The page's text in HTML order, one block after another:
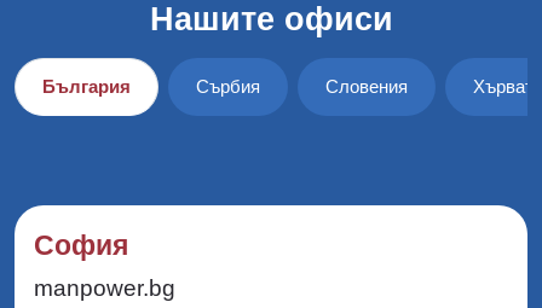
Нашите офиси
България Сърбия Словения
София
manpower.bg